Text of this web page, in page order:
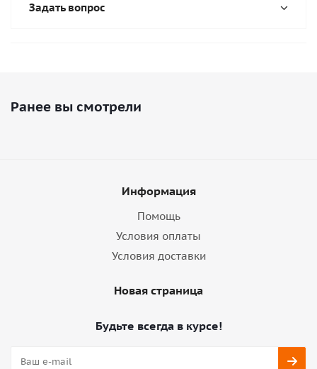
Задать вопрос
Ранее вы смотрели
Информация
Помощь
Условия оплаты
Условия доставки
Новая страница
Будьте всегда в курсе!